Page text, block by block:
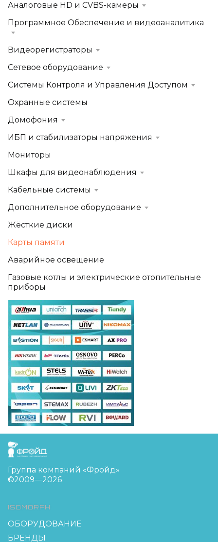
Аналоговые HD и CVBS-камеры
Программное Обеспечение и видеоаналитика
Видеорегистраторы
Сетевое оборудование
Системы Контроля и Управления Доступом
Охранные системы
Домофония
ИБП и стабилизаторы напряжения
Мониторы
Шкафы для видеонаблюдения
Кабельные системы
Дополнительное оборудование
Жёсткие диски
Карты памяти
Аварийное освещение
Газовые котлы и электрические отопительные
приборы
FreudGroup
Группа компаний «Фройд»
©2009—2026
ISOMORPH
ОБОРУДОВАНИЕ
БРЕНДЫ